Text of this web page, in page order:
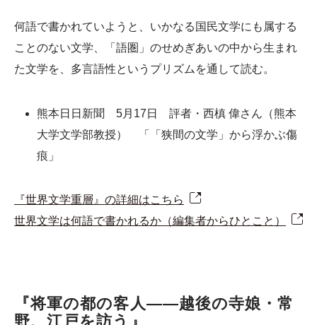
何語で書かれていようと、いかなる国民文学にも属する
ことのない文学、「語圏」のせめぎあいの中から生まれ
た文学を、多言語性というプリズムを通して読む。
熊本日日新聞 5月17日 評者・西槙 偉さん（熊本
大学文学部教授） 「「狭間の文学」から浮かぶ傷
痕」
『世界文学重層』の詳細はこちら
世界文学は何語で書かれるか（編集者からひとこと）
『将軍の都の客人――越後の寺娘・常
野、江戸を訪う』